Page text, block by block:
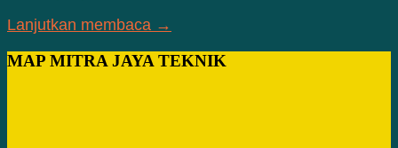
Lanjutkan membaca →
MAP MITRA JAYA TEKNIK